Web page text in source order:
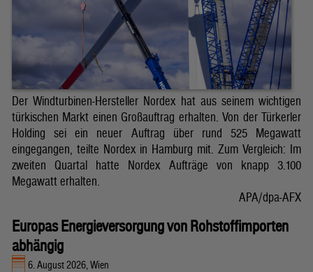
Der Windturbinen-Hersteller Nordex hat aus seinem wichtigen
türkischen Markt einen Großauftrag erhalten. Von der Türkerler
Holding sei ein neuer Auftrag über rund 525 Megawatt
eingegangen, teilte Nordex in Hamburg mit. Zum Vergleich: Im
zweiten Quartal hatte Nordex Aufträge von knapp 3.100
Megawatt erhalten.
APA/dpa-AFX
Europas Energieversorgung von Rohstoffimporten
abhängig
6. August 2026, Wien